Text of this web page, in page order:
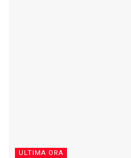
ULTIMA ORA